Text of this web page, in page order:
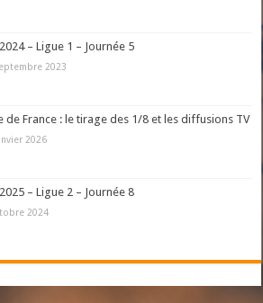
– Ligue 1 – Journée 5
2023
de France : le tirage des 1/8 et les diffusions TV
2026
– Ligue 2 – Journée 8
2024